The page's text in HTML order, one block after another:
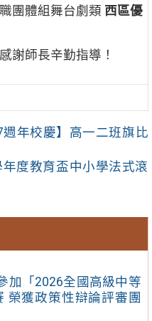
加「2026全國高級中等
榮獲政策性辯論評審團
團體組舞台劇類 西區優
謝師長辛勤指導！
週年校慶】高一二班旗比
年度教育盃中小學法式滾